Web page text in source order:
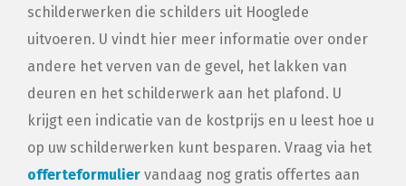
schilderwerken die schilders uit Hooglede
uitvoeren. U vindt hier meer informatie over onder
andere het verven van de gevel, het lakken van
deuren en het schilderwerk aan het plafond. U
krijgt een indicatie van de kostprijs en u leest hoe u
op uw schilderwerken kunt besparen. Vraag via het
offerteformulier vandaag nog gratis offertes aan